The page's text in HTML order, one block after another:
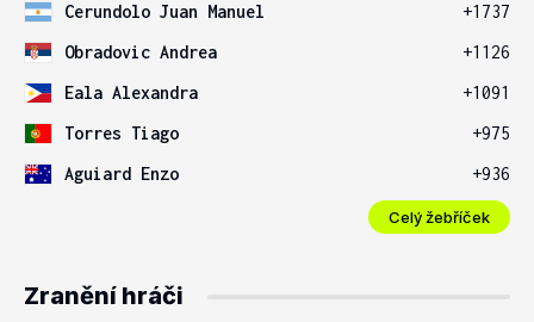
Cerundolo Juan Manuel
+1737
Obradovic Andrea
+1126
Eala Alexandra
+1091
Torres Tiago
+975
Aguiard Enzo
+936
Celý žebříček
Zranění hráči